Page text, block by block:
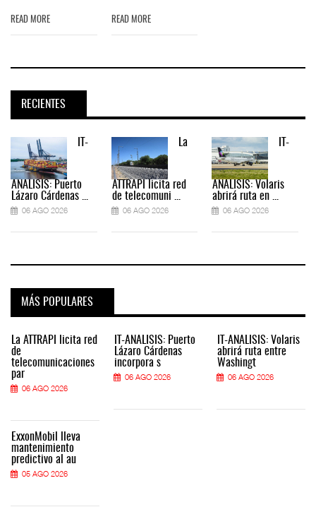
READ MORE READ MORE
RECIENTES
IT-
ANÁLISIS: Puerto
Lázaro Cárdenas ...
06 AGO 2026
La
ATTRAPI licita red
de telecomuni ...
06 AGO 2026
IT-
ANÁLISIS: Volaris
abrirá ruta en ...
06 AGO 2026
MÁS POPULARES
La ATTRAPI licita red
de
telecomunicaciones
par
06 AGO 2026
ExxonMobil lleva
mantenimiento
predictivo al au
05 AGO 2026
IT-ANÁLISIS: Puerto
Lázaro Cárdenas
incorpora s
06 AGO 2026
IT-ANÁLISIS: Volaris
abrirá ruta entre
Washingt
06 AGO 2026